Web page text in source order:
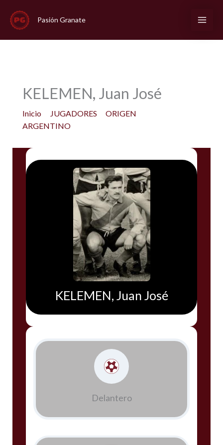
contenido
Pasión Granate
KELEMEN, Juan José
Inicio JUGADORES
ORIGEN
ARGENTINO
KELEMEN, Juan José
Delantero